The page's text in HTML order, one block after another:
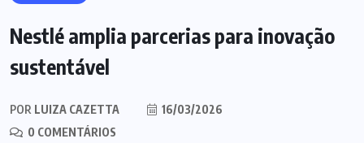
Nestlé amplia parcerias para inovação
sustentável
POR LUIZA CAZETTA
16/03/2026
0 COMENTÁRIOS